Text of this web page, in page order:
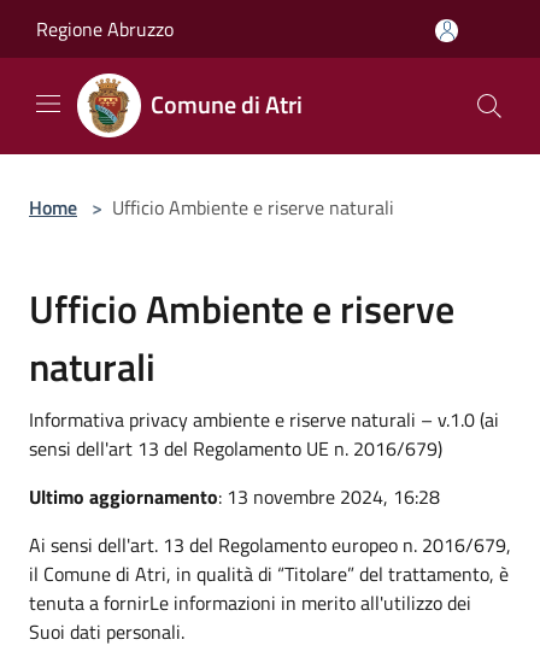
Regione Abruzzo
Comune di Atri
Home > Ufficio Ambiente e riserve naturali
Ufficio Ambiente e riserve
naturali
Informativa privacy ambiente e riserve naturali – v.1.0 (ai
sensi dell'art 13 del Regolamento UE n. 2016/679)
Ultimo aggiornamento: 13 novembre 2024, 16:28
Ai sensi dell'art. 13 del Regolamento europeo n. 2016/679,
il Comune di Atri, in qualità di “Titolare” del trattamento, è
tenuta a fornirLe informazioni in merito all'utilizzo dei
Suoi dati personali.